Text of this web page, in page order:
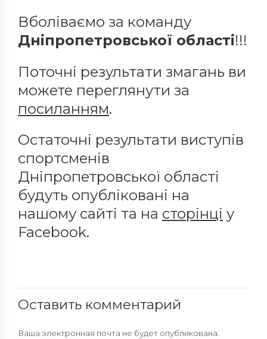
Вболіваємо за команду
Дніпропетровської області!!!
Поточні результати змагань ви
можете переглянути за
посиланням.
Остаточні результати виступів
спортсменів
Дніпропетровської області
будуть опубліковані на
нашому сайті та на сторінці у
Facebook.
Оставить комментарий
Ваша электронная почта не будет опубликована.